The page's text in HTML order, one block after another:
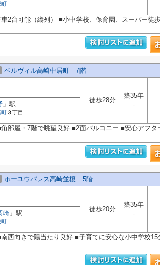
町
2台可能（縦列） ■小中学校、保育園、スーパー徒
ベルヴィル高崎中居町 7階
」駅
町３丁目
徒歩28分
築35年
-
部屋・7階で眺望良好 ■2面バルコニー ■安心アフ
ホーユウパレス高崎並榎 5階
崎 」駅
町
徒歩20分
築35年
-
西向きで陽当たり良好 ■子育てに安心な小中学校